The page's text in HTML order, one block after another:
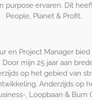
purpose ervaren. Dit
People, Planet & Profit.
en Project Manager
mijn 25 jaar aan
op het gebied van
Anderzijds op
, Loopbaan & Burn